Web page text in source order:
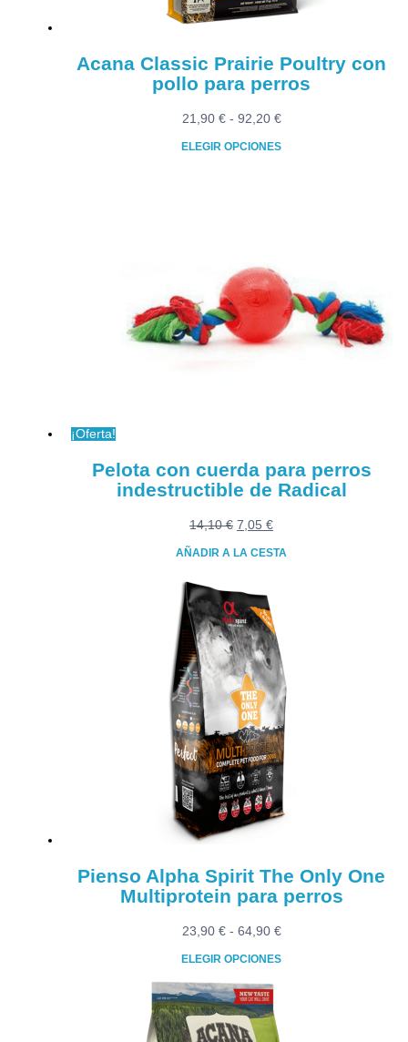
página
Acana Classic Prairie Poultry con
pollo para perros
21,90 € - 92,20 €Rango
ELEGIR OPCIONES
Las
opciones
se
pueden
¡Oferta!
Pelota con cuerda para perros
indestructible de Radical
14,10€ El
14,10 €.
7,05 €El
AÑADIR A LA CESTA
Pienso Alpha Spirit The Only One
Multiprotein para perros
23,90 € - 64,90 €Rango
ELEGIR OPCIONES
Este
producto
tiene